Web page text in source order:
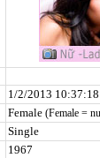
1/2/2013
Female (Female =
Single
1967